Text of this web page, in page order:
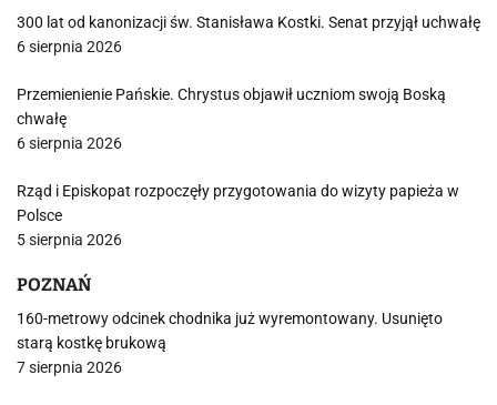
300 lat od kanonizacji św. Stanisława Kostki. Senat przyjął uchwałę
6 sierpnia 2026
Przemienienie Pańskie. Chrystus objawił uczniom swoją Boską
chwałę
6 sierpnia 2026
Rząd i Episkopat rozpoczęły przygotowania do wizyty papieża w
Polsce
5 sierpnia 2026
POZNAŃ
160-metrowy odcinek chodnika już wyremontowany. Usunięto
starą kostkę brukową
7 sierpnia 2026